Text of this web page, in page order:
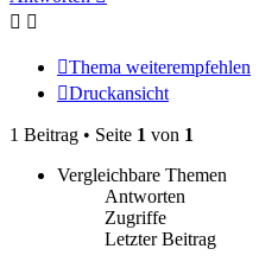
Thema weiterempfehlen
Druckansicht
1 Beitrag • Seite 1 von 1
Vergleichbare Themen
Antworten
Zugriffe
Letzter Beitrag